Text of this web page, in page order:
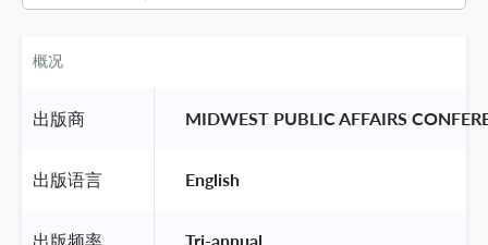
概况
出版商 MIDWEST PUBLIC AFFAIRS
出版语言 English
出版频率 Tri-annual